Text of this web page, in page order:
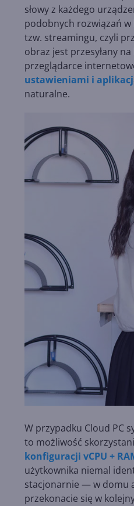
słowy z każdego
podobnych rozwiązań w
tzw. streamingu, czyli
obraz jest przesyłany
przeglądarce
ustawieniami i
naturalne.
W przypadku Cloud PC
to możliwość
konfiguracji vCPU +
użytkownika niemal
stacjonarnie — w domu
przekonacie się w